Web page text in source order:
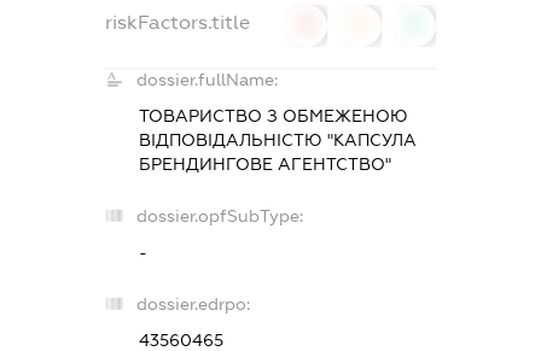
riskFactors.title
dossier.fullName:
ТОВАРИСТВО З ОБМЕЖЕНОЮ
ВІДПОВІДАЛЬНІСТЮ "КАПСУЛА
БРЕНДИНГОВЕ АГЕНТСТВО"
dossier.opfSubType:
-
dossier.edrpo:
43560465